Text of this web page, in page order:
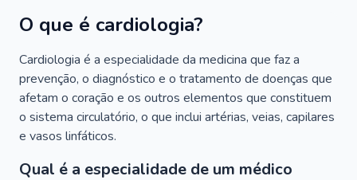
O que é cardiologia?
Cardiologia é a especialidade da medicina que faz a
prevenção, o diagnóstico e o tratamento de doenças que
afetam o coração e os outros elementos que constituem
o sistema circulatório, o que inclui artérias, veias, capilares
e vasos linfáticos.
Qual é a especialidade de um médico